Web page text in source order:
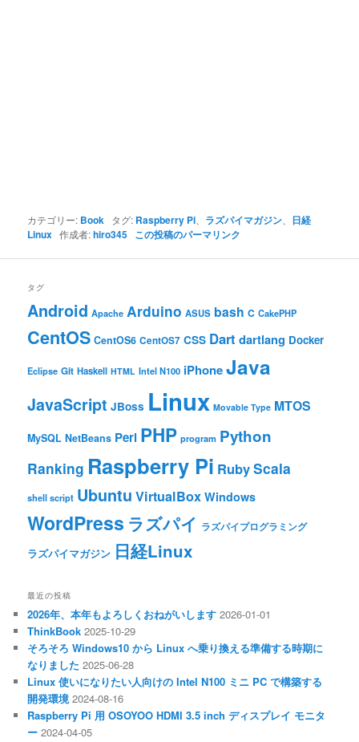
カテゴリー: Book タグ: Raspberry Pi ラズパイマガジン
日経
Linux 作成者:hiro345 この投稿のパーマリンク
タグ
Android Apache Arduino ASUS bash C CakePHP
CentOS CentOS6 CentOS7 CSS Dart dartlang Docker
Eclipse Git Haskell HTML Intel N100 iPhoneJava
JavaScript JBoss Linux Movable Type MTOS
MySQL NetBeans Perl PHP program Python
Ranking Raspberry Pi RubyScala
shell script Ubuntu VirtualBox Windows
WordPress ラズパイ ラズパイプログラミング
ラズパイマガジン 日経Linux
最近の投稿
2026年、本年もよろしくおねがいします 2026-01-01
ThinkBook 2025-10-29
そろそろ Windows10 から Linux へ乗り換える準備する時期に
なりました 2025-06-28
Linux 使いになりたい人向けの Intel N100 ミニ PC で構築する
開発環境 2024-08-16
Raspberry Pi 用 OSOYOO HDMI 3.5 inch ディスプレイ モニタ
ー 2024-04-05